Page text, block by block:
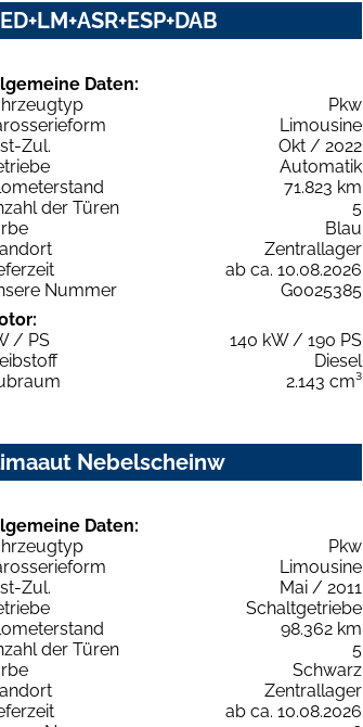
Daten:
Pkw
Limousine
Zul.
Okt / 2022
Automatik
71.823 km
der Türen
5
Blau
Zentrallager
ab ca. 10.08.2026
Nummer
G0025385
/ PS
140 kW / 190 PS
Diesel
2.143 cm³
Nebelscheinw
Daten:
Pkw
Limousine
Zul.
Mai / 2011
Schaltgetriebe
98.362 km
der Türen
5
Schwarz
Zentrallager
ab ca. 10.08.2026